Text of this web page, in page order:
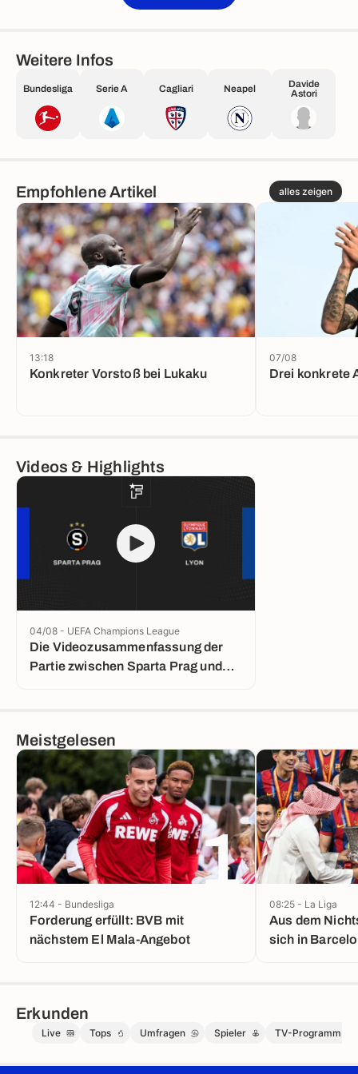
Weitere Infos
Bundesliga Serie A Cagliari Neapel
Davide
Astori
Empfohlene Artikel alles zeigen
Konkreter Vorstoß bei Lukaku
13:18
Drei konkrete
07/08
Videos & Highlights
Die Videozusammenfassung der
Partie zwischen Sparta Prag und
04/08 - UEFA Champions League
Meistgelesen
1
Forderung erfüllt: BVB mit
nächstem El Mala-Angebot
12:44 - Bundesliga
Aus dem
sich in
08:25 - La Liga
Erkunden
Live Tops Umfragen Spieler TV-Programm